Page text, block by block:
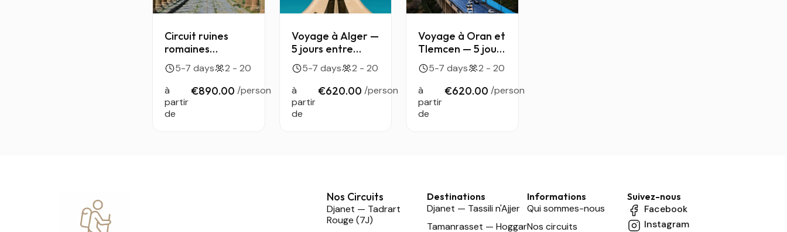
Circuit ruines
romaines
d’Algérie — de
Tipaza au cœur
du patrimoine
antique
5-7 days
2 - 20
à
partir
de
€890.00 /person
Voyage à Alger —
5 jours entre
Casbah, histoire
et joyaux
archéologiques
5-7 days
2 - 20
à
partir
de
€620.00 /person
Voyage à Oran et
Tlemcen — 5 jours
à travers l’Oranie
algérienne
5-7 days
2 - 20
à
partir
de
€620.00 /person
Nos Circuits
Djanet — Tadrart
Rouge (7J)
Destinations
Djanet — Tassili n'Ajjer
Tamanrasset — Hoggar
Informations
Qui sommes-nous
Nos circuits
Suivez-nous
Facebook
Instagram